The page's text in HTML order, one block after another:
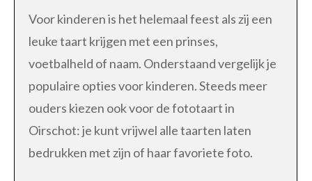
Voor kinderen is het helemaal feest als zij een
leuke taart krijgen met een prinses,
voetbalheld of naam. Onderstaand vergelijk je
populaire opties voor kinderen. Steeds meer
ouders kiezen ook voor de fototaart in
Oirschot: je kunt vrijwel alle taarten laten
bedrukken met zijn of haar favoriete foto.